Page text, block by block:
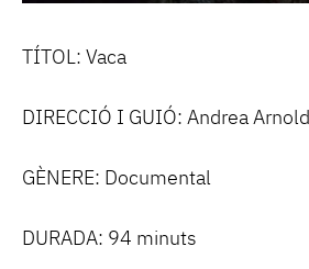
TÍTOL: Vaca
DIRECCIÓ I GUIÓ: Andrea Arnold
GÈNERE: Documental
DURADA: 94 minuts